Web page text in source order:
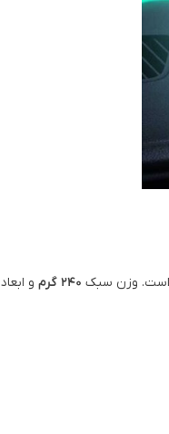
است. وزن سبک 240 گرم
و ابعاد